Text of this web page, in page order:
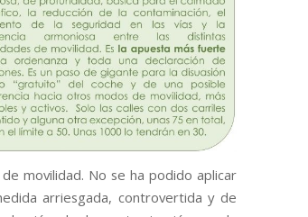
movilidad. No se ha podido aplicar
arriesgada, controvertida y de